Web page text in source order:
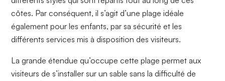
côtes. Par conséquent, il s’agit d’une plage idéale
également pour les enfants, par sa sécurité et les
différents services mis à disposition des visiteurs.
La grande étendue qu’occupe cette plage permet aux
visiteurs de s’installer sur un sable sans la difficulté de